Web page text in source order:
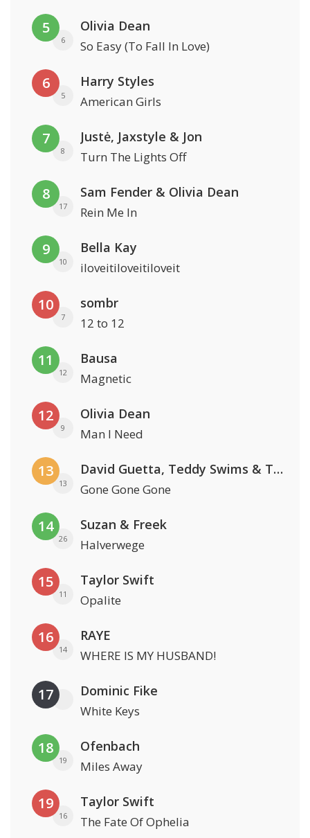
5
6
Olivia Dean
So Easy (To Fall In Love)
6
5
Harry Styles
American Girls
7
8
Justė, Jaxstyle & Jon
Turn The Lights Off
8
17
Sam Fender & Olivia Dean
Rein Me In
9
10
Bella Kay
iloveitiloveitiloveit
10
7
sombr
12 to 12
11
12
Bausa
Magnetic
12
9
Olivia Dean
Man I Need
13
13
David Guetta, Teddy Swims & Tones And I
Gone Gone Gone
14
26
Suzan & Freek
Halverwege
15
11
Taylor Swift
Opalite
16
14
RAYE
WHERE IS MY HUSBAND!
17 Dominic Fike
White Keys
18
19
Ofenbach
Miles Away
19
16
Taylor Swift
The Fate Of Ophelia